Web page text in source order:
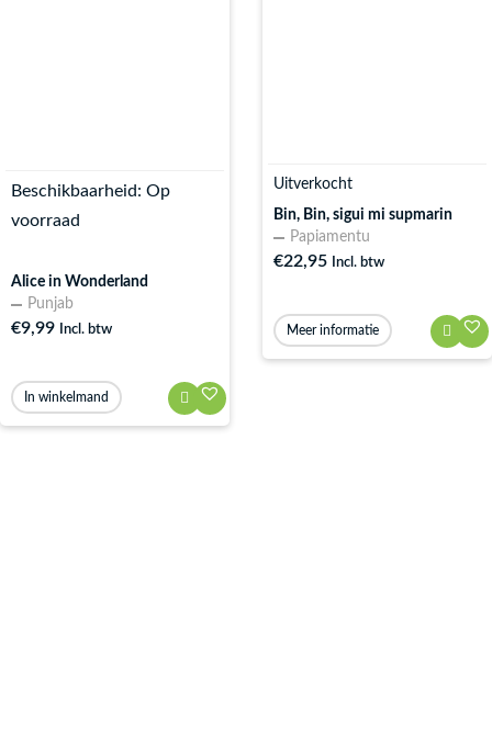
Beschikbaarheid: Op
voorraad
Alice in Wonderland
Punjab
€9,99 Incl. btw
In winkelmand
Uitverkocht
Bin, Bin, sigui mi supmarin
Papiamentu
€22,95 Incl. btw
Meer informatie